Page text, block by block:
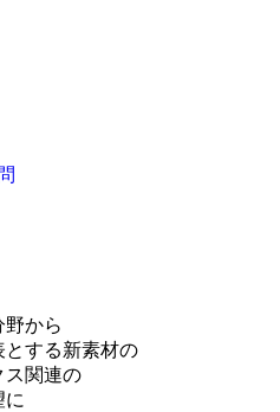
から
とする新素材の
ス関連の
に